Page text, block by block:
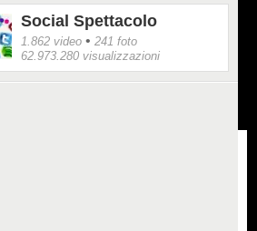
Social Spettacolo
1.862 video • 241 foto
62.973.280 visualizzazioni